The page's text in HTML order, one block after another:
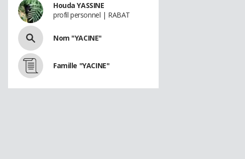
Houda YASSINE
profil personnel | RABAT
Nom "YACINE"
Famille "YACINE"